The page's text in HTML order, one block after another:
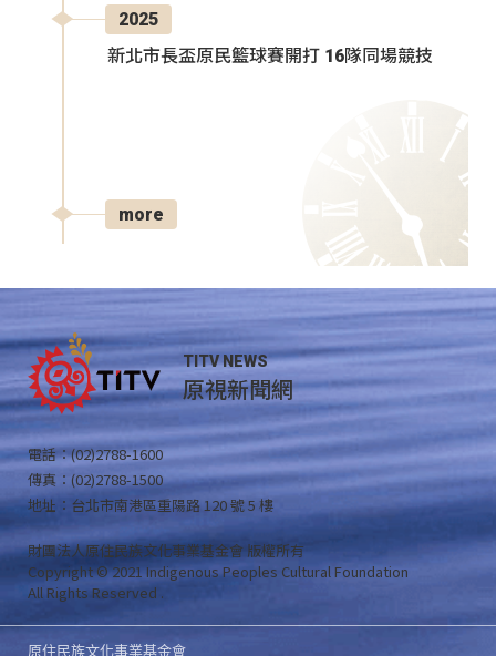
2025
新北市長盃原民籃球賽開打 16隊同場競技
more
TITV NEWS
原視新聞網
電話：(02)2788-1600
傳真：(02)2788-1500
地址：台北市南港區重陽路 120 號 5 樓
財團法人原住民族文化事業基金會 版權所有
Copyright © 2021 Indigenous Peoples Cultural Foundation
All Rights Reserved .
原住民族文化事業基金會